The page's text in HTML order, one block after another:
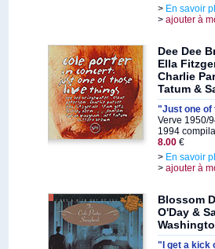
> En savoir
> ajouter à
Dee Dee
Ella
Charlie
Tatum &
"Just one of
Verve 1950/
1994
8.00 €
> En savoir
> ajouter à
Blossom
O'Day &
"I get a kick